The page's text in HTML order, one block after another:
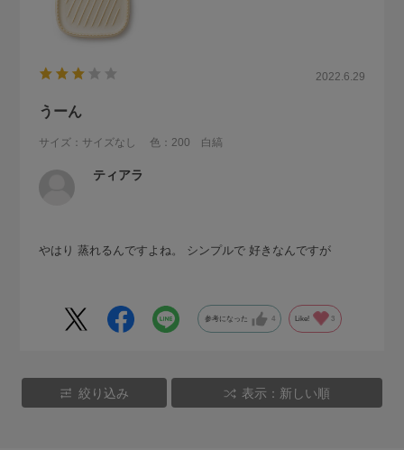
2022.6.29
うーん
サイズ：サイズなし 色：200 白縞
ティアラ
やはり 蒸れるんですよね。 シンプルで 好きなんですが
参考になった 4 Like! 3
絞り込み 表示：新しい順